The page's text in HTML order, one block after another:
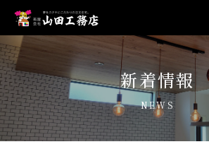
新着情報
NEWS